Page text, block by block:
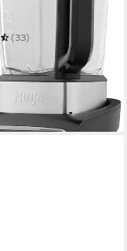
(33)
€
169,99 €
mtl. in 12 Raten
Werktag bei dir